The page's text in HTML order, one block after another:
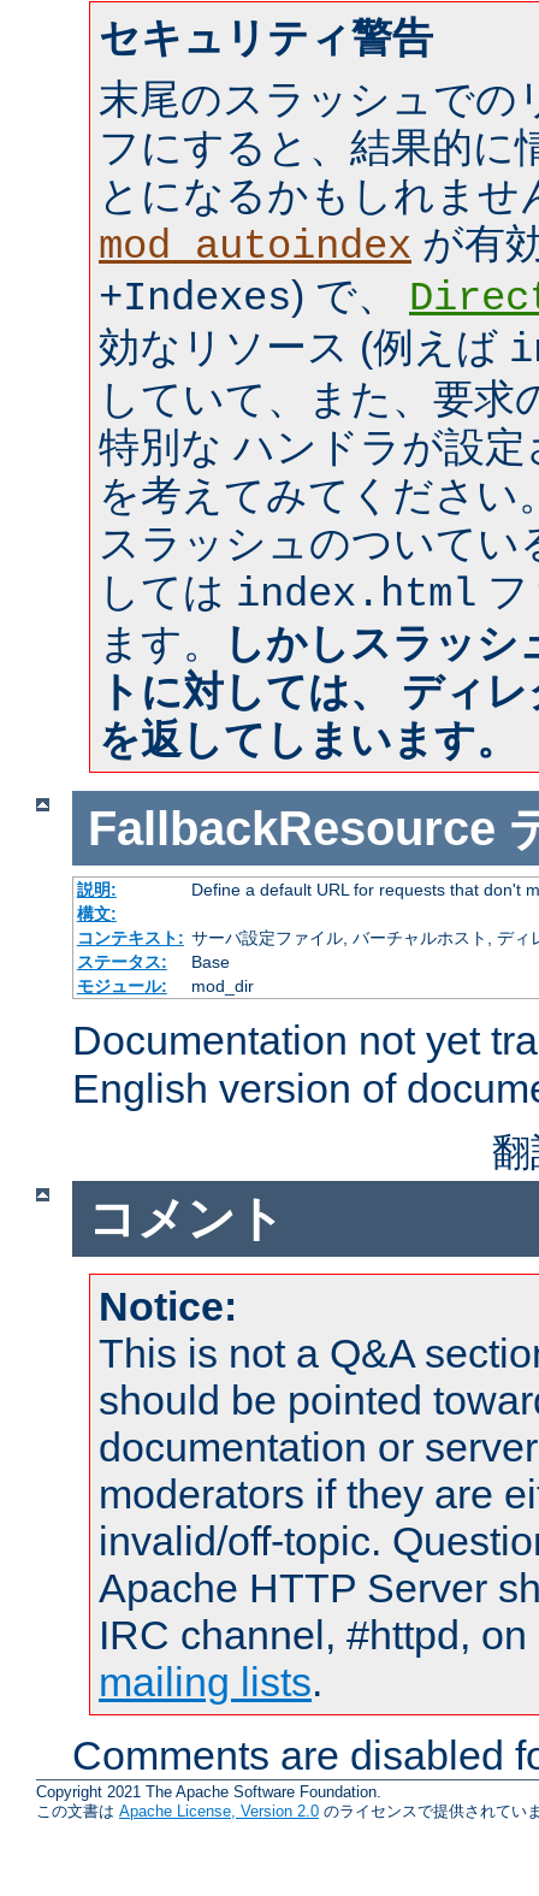
セキュリティ警告
末尾のスラッシュでの
フにすると、結果的に
とになるかもしれませ
mod_autoindex が有
+Indexes) で、
効なリソース (例えば
していて、また、要求
特別な ハンドラが設
を考えてみてください
スラッシュのついてい
しては index.html
ます。
しかしスラッシ
トに対しては、 ディ
を返してしまいます。
FallbackResource
説明:
Define a default URL for requests that don't
構文:
コンテキスト: サーバ設定ファイル, バーチャルホスト, ディ
ステータス:
Base
モジュール:
mod_dir
Documentation not yet
English version of
コメント
Notice:
This is not a Q&A
should be pointed
documentation or
moderators if they are
invalid/off-topic.
Apache HTTP Server
IRC channel, #httpd,
mailing lists.
Comments are disabled
Copyright 2021 The Apache Software Foundation.
この文書は Apache License, Version 2.0 のライセンスで提供されてい